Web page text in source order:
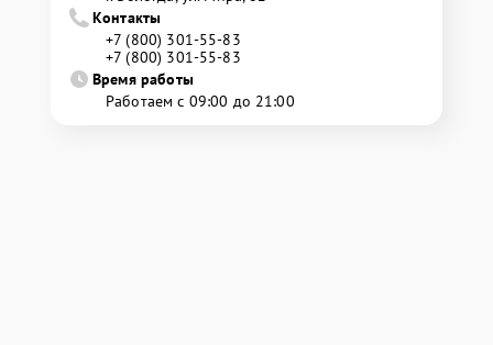
Контакты
+7 (800) 301-55-83
+7 (800) 301-55-83
Время работы
Работаем с 09:00 до 21:00